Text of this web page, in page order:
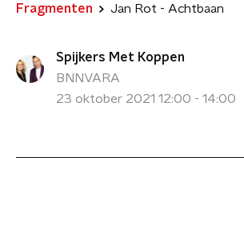
Fragmenten Jan Rot - Achtbaan
Spijkers Met Koppen
BNNVARA
23 oktober 2021 12:00 - 14:00